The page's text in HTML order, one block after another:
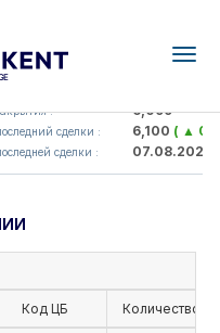
(<O'zmetkombinat> AJ)
: 6,099
сделки : 6,100( ▲
сделки : 07.08.2026
Код ЦБ Количество